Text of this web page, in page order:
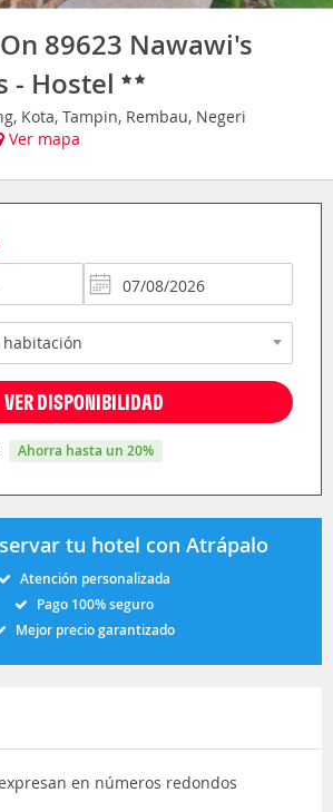
89623 Nawawi's
- Hostel
Kota, Tampin, Rembau, Negeri
Ver mapa
VER DISPONIBILIDAD
ahorra hasta un 20%
tu hotel con Atrápalo
Atención personalizada
Pago 100% seguro
Mejor precio garantizado
en números redondos